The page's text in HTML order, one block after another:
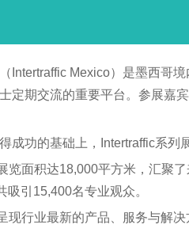
Intertraffic Mexico）是墨西哥
定期交流的重要平台。参展嘉
成功的基础上，Intertraffic系列
览面积达18,000平方米，汇聚
引15,400名专业观众。
现行业最新的产品、服务与解